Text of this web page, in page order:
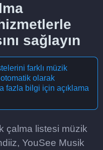
sağlayın
farklı müzik
otomatik olarak
fazla bilgi için açıklama
çalma listesi müzik
YouSee Musik